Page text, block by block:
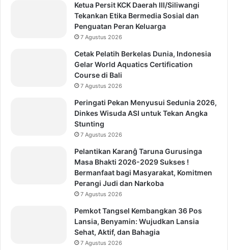
Ketua Persit KCK Daerah III/Siliwangi
Tekankan Etika Bermedia Sosial dan
Penguatan Peran Keluarga
7 Agustus 2026
Cetak Pelatih Berkelas Dunia, Indonesia
Gelar World Aquatics Certification
Course di Bali
7 Agustus 2026
Peringati Pekan Menyusui Sedunia 2026,
Dinkes Wisuda ASI untuk Tekan Angka
Stunting
7 Agustus 2026
Pelantikan Karanĝ Taruna Gurusinga
Masa Bhakti 2026-2029 Sukses !
Bermanfaat bagi Masyarakat, Komitmen
Perangi Judi dan Narkoba
7 Agustus 2026
Pemkot Tangsel Kembangkan 36 Pos
Lansia, Benyamin: Wujudkan Lansia
Sehat, Aktif, dan Bahagia
7 Agustus 2026